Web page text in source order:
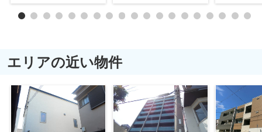
エリアの近い物件